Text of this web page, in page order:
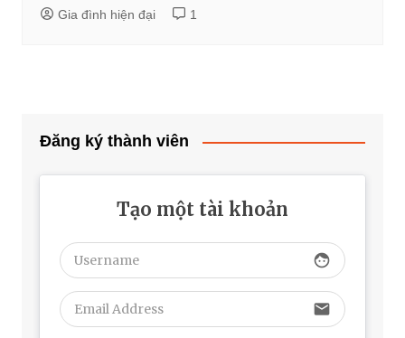
Gia đình hiện đại 1
Đăng ký thành viên
Tạo một tài khoản
face
email